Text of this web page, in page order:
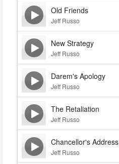
Old Friends
Jeff Russo
New Strategy
Jeff Russo
Darem's Apology
Jeff Russo
The Retaliation
Jeff Russo
Chancellor's Address
Jeff Russo